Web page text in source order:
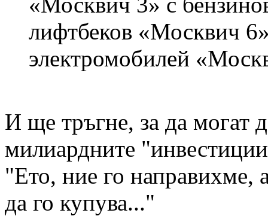
лифтбеков «Москвич
электромобилей
И ще тръгне, за да могат
милиардните
"Ето, ние го
да го купува..."